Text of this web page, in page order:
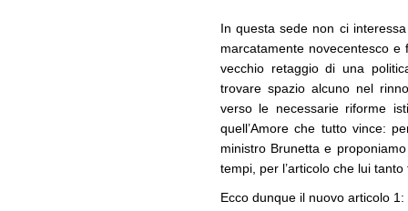
In questa sede non ci
marcatamente novecentesco e
vecchio retaggio di una
trovare spazio alcuno nel
verso le necessarie riforme
quell’Amore che tutto vince:
ministro Brunetta e
tempi, per l’articolo che lui
Ecco dunque il nuovo articolo 1: